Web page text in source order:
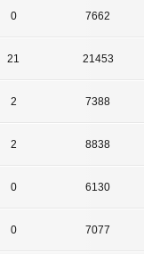
0 7662
21 21453
2 7388
2 8838
0 6130
0 7077